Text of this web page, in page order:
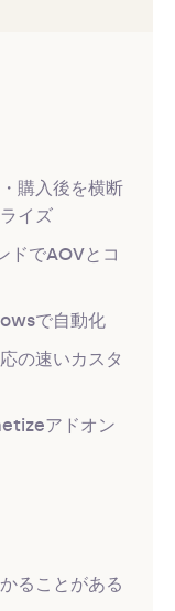
購入後を横断
イズ
でAOVとコ
で自動化
の速いカスタ
アドオン
ることがある